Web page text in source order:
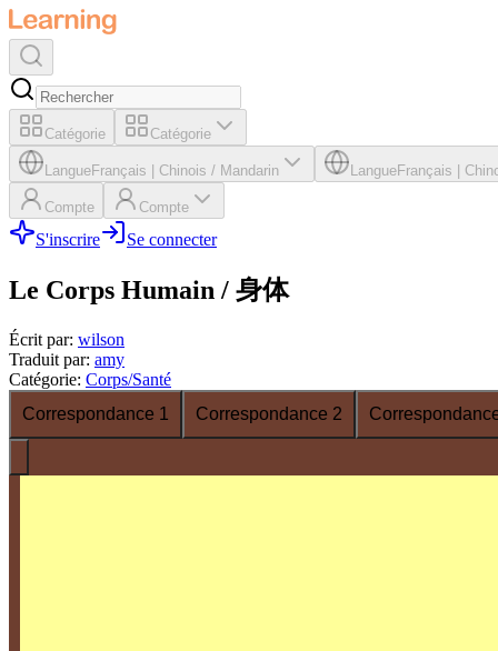
Catégorie Catégorie
LangueFrançais Chinois / Mandarin LangueFrançais
Compte Compte
S'inscrire Se connecter
Le Corps Humain / 身体
Écrit par: wilson
Traduit par: amy
Catégorie: Corps/Santé
Correspondance 1
Correspondance 2